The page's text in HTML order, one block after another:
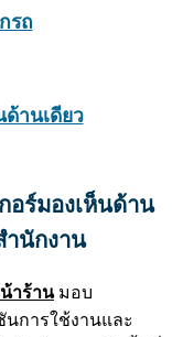
รถ
านเดียว
อร์มองเห็นด้าน
ำนักงาน
าร้านมอบ
การใช้งานและ